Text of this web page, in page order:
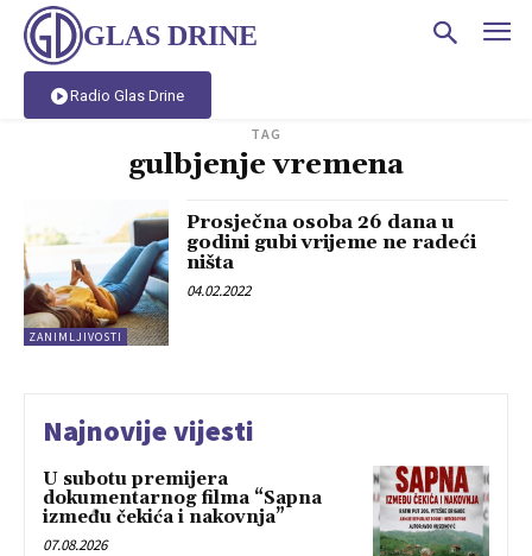
GLAS DRINE
Radio Glas Drine
TAG
gulbjenje vremena
ZANIMLJIVOSTI
Prosječna osoba 26 dana u
godini gubi vrijeme ne radeći
ništa
04.02.2022
Najnovije vijesti
U subotu premijera
dokumentarnog filma “Sapna
između čekića i nakovnja”
07.08.2026